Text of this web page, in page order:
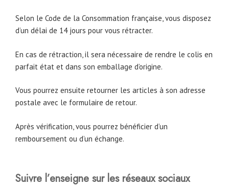
Selon le Code de la Consommation française, vous disposez
d’un délai de 14 jours pour vous rétracter.
En cas de rétraction, il sera nécessaire de rendre le colis en
parfait état et dans son emballage d’origine.
Vous pourrez ensuite retourner les articles à son adresse
postale avec le formulaire de retour.
Après vérification, vous pourrez bénéficier d’un
remboursement ou d’un échange.
Suivre l’enseigne sur les réseaux sociaux